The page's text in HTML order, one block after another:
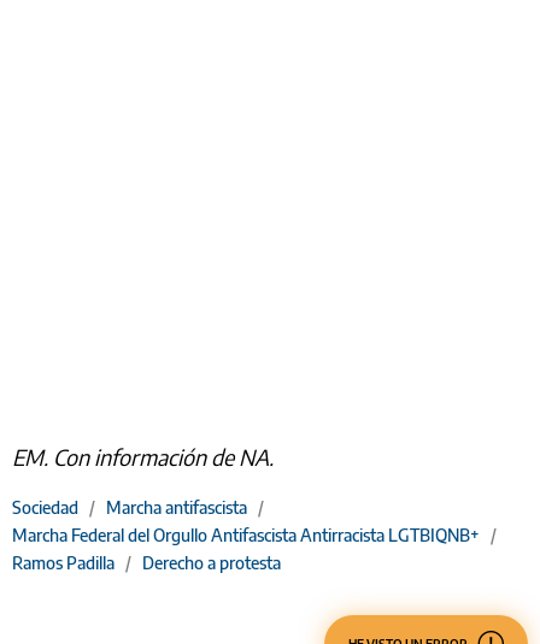
EM. Con información de NA.
Sociedad / Marcha antifascista /
Marcha Federal del Orgullo Antifascista Antirracista LGTBIQNB+
/
Ramos Padilla / Derecho a protesta